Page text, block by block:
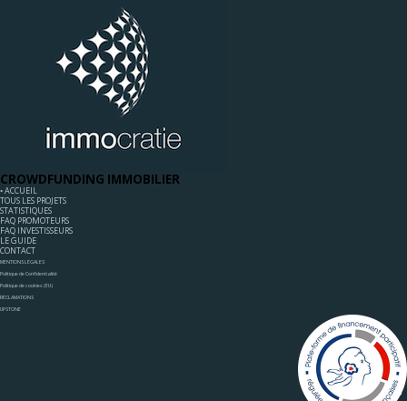
CROWDFUNDING IMMOBILIER
◦ ACCUEIL
TOUS LES PROJETS
STATISTIQUES
FAQ PROMOTEURS
FAQ INVESTISSEURS
LE GUIDE
CONTACT
MENTIONS LÉGALES
Politique de Confidentialité
Politique de cookies (EU)
RÉCLAMATIONS
UPSTONE